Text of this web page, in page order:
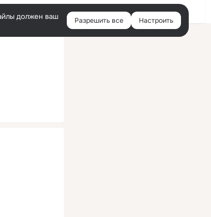
Войти
должен ваш
Разрешить все Настроить